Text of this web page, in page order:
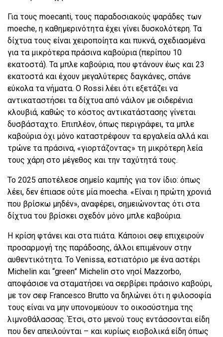
Για τους moecanti, τους παραδοσιακούς ψαράδες των
moeche, η καθημερινότητα έχει γίνει δυσκολότερη. Τα
δίχτυα τους είναι χειροποίητα και πυκνά, σχεδιασμένα
για τα μικρότερα πράσινα καβούρια (περίπου 10
εκατοστά). Τα μπλε καβούρια, που φτάνουν έως και 23
εκατοστά και έχουν μεγαλύτερες δαγκάνες, σπάνε
εύκολα τα νήματα. Ο Rossi λέει ότι εξετάζει να
αντικαταστήσει τα δίχτυα από νάιλον με σιδερένια
κλουβιά, καθώς το κόστος αντικατάστασης γίνεται
δυσβάσταχτο. Επιπλέον, όπως περιγράφει, τα μπλε
καβούρια όχι μόνο καταστρέφουν τα εργαλεία αλλά και
τρώνε τα πράσινα, «γιορτάζοντας» τη μικρότερη λεία
τους χάρη στο μέγεθος και την ταχύτητά τους.
Το 2025 αποτέλεσε σημείο καμπής για τον ίδιο: όπως
λέει, δεν έπιασε ούτε μία moecha. «Είναι η πρώτη χρονιά
που βρίσκω μηδέν», αναφέρει, σημειώνοντας ότι στα
δίχτυα του βρίσκει σχεδόν μόνο μπλε καβούρια.
Η κρίση φτάνει και στα πιάτα. Κάποιοι σεφ επιχειρούν
προσαρμογή της παράδοσης, άλλοι επιμένουν στην
αυθεντικότητα. Το Venissa, εστιατόριο με ένα αστέρι
Michelin και “green” Michelin στο νησί Mazzorbo,
αποφάσισε να σταματήσει να σερβίρει πράσινο καβούρι,
με τον σεφ Francesco Brutto να δηλώνει ότι η φιλοσοφία
τους είναι να μην υπονομεύουν το οικοσύστημα της
λιμνοθάλασσας. Έτσι, στο μενού τους εντάσσονται είδη
που δεν απειλούνται – και κυρίως εισβολικά είδη όπως